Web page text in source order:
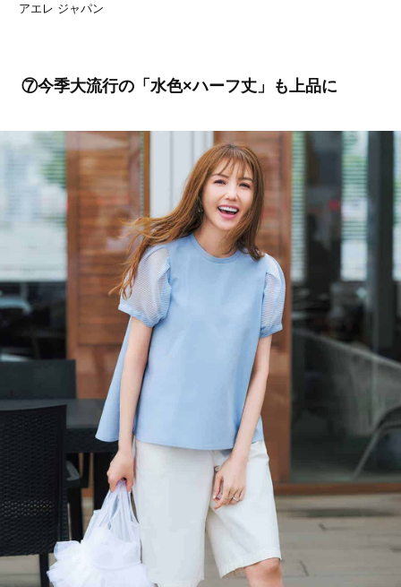
アエレ ジャパン
⑦今季大流行の「水色×ハーフ丈」も上品に